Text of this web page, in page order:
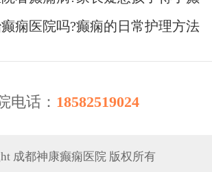
痫医院吗?癫痫的日常护理方法
电话： 18582519024
成都神康癫痫医院 版权所有